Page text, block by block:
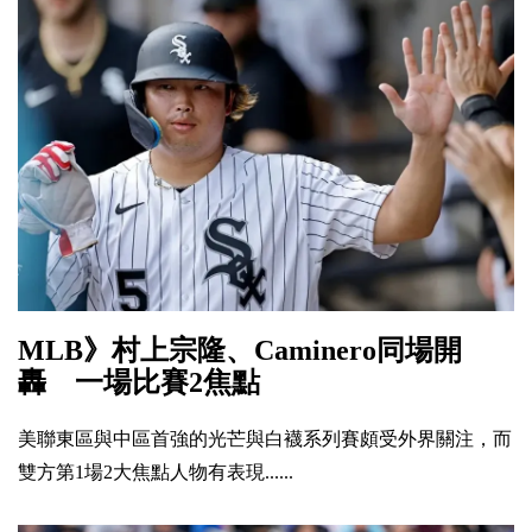
MLB》村上宗隆、Caminero同場開
轟 一場比賽2焦點
美聯東區與中區首強的光芒與白襪系列賽頗受外界關注，而
雙方第1場2大焦點人物有表現......